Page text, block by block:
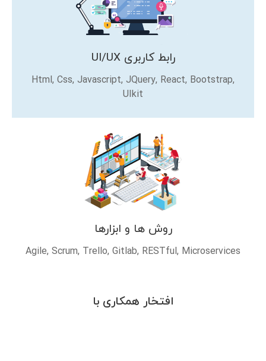
رابط کاربری UI/UX
Html, Css, Javascript, JQuery, React, Bootstrap,
UIkit
روش ها و ابزارها
Agile, Scrum, Trello, Gitlab, RESTful, Microservices
افتخار همکاری با